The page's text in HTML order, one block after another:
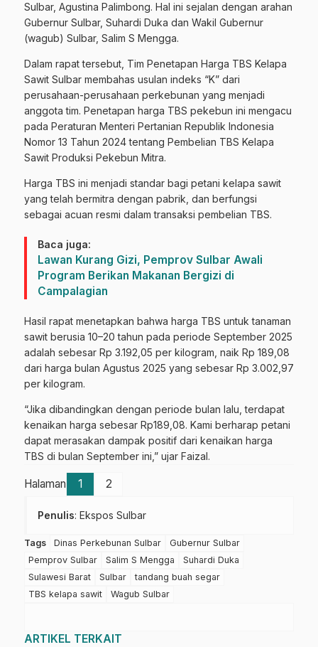
Sulbar, Agustina Palimbong. Hal ini sejalan dengan arahan
Gubernur Sulbar, Suhardi Duka dan Wakil Gubernur
(wagub) Sulbar, Salim S Mengga.
Dalam rapat tersebut, Tim Penetapan Harga TBS Kelapa
Sawit Sulbar membahas usulan indeks “K” dari
perusahaan-perusahaan perkebunan yang menjadi
anggota tim. Penetapan harga TBS pekebun ini mengacu
pada Peraturan Menteri Pertanian Republik Indonesia
Nomor 13 Tahun 2024 tentang Pembelian TBS Kelapa
Sawit Produksi Pekebun Mitra.
Harga TBS ini menjadi standar bagi petani kelapa sawit
yang telah bermitra dengan pabrik, dan berfungsi
sebagai acuan resmi dalam transaksi pembelian TBS.
Baca juga:
Lawan Kurang Gizi, Pemprov Sulbar Awali
Program Berikan Makanan Bergizi di
Campalagian
Hasil rapat menetapkan bahwa harga TBS untuk tanaman
sawit berusia 10–20 tahun pada periode September 2025
adalah sebesar Rp 3.192,05 per kilogram, naik Rp 189,08
dari harga bulan Agustus 2025 yang sebesar Rp 3.002,97
per kilogram.
“Jika dibandingkan dengan periode bulan lalu, terdapat
kenaikan harga sebesar Rp189,08. Kami berharap petani
dapat merasakan dampak positif dari kenaikan harga
TBS di bulan September ini,” ujar Faizal.
Halaman 1 2
Penulis: Ekspos Sulbar
Tags Dinas Perkebunan Sulbar
Gubernur Sulbar
Pemprov Sulbar
Salim S Mengga
Suhardi Duka
Sulawesi Barat
Sulbar
tandang buah segar
TBS kelapa sawit
Wagub Sulbar
ARTIKEL TERKAIT